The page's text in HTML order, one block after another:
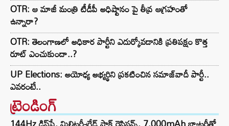
OTR: ఆ మాజీ మంత్రి టీడీపీ అధిష్టానం పై తీవ్ర ఆగ్రహంతో
ఉన్నారా?
OTR: తెలంగాణలో అధికార పార్టీని ఎదుర్కోవడానికి ప్రతిపక్షం కొత్త
రూట్‌ ఎంచుకుందా..?
UP Elections: అయోధ్య అభ్యర్థిని ప్రకటించిన సమాజ్‌వాదీ పార్టీ..
ఎవరంటే..
ట్రెండింగ్‌